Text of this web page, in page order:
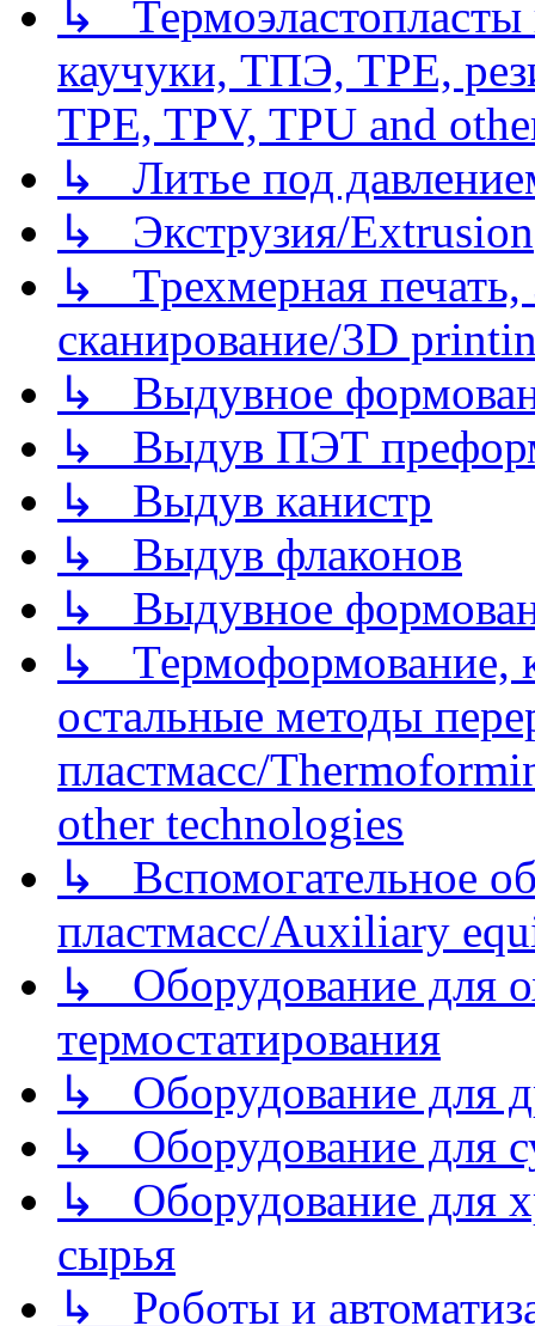
↳
каучуки, ТПЭ, TPE,
TPE, TPV, TPU and
↳ Литье под
↳ Экструзия/Extrusion
↳ Трехмерная
сканирование/3D
↳ Выдувное
↳ Выдув ПЭТ
↳ Выдув канистр
↳ Выдув флаконов
↳ Выдувное
↳ Термоформование,
остальные методы
пластмасс/
other technologies
↳ Вспомогательное
пластмасс/Auxiliary
↳ Оборудование для
термостатирования
↳ Оборудование для
↳ Оборудование для
↳ Оборудование для
сырья
↳ Роботы и